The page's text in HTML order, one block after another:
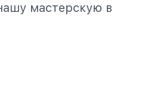
мастерскую в